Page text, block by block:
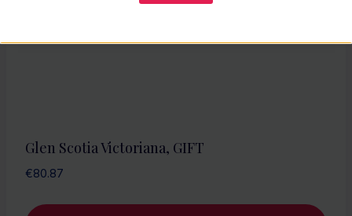
Glen Scotia Victoriana, GIFT
€80.87